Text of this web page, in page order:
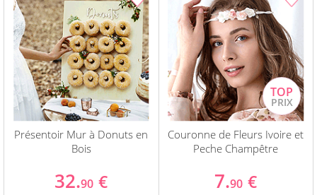
Présentoir Mur à Donuts en
Bois
32.90 €
Couronne de Fleurs Ivoire et
Peche Champêtre
7.90 €